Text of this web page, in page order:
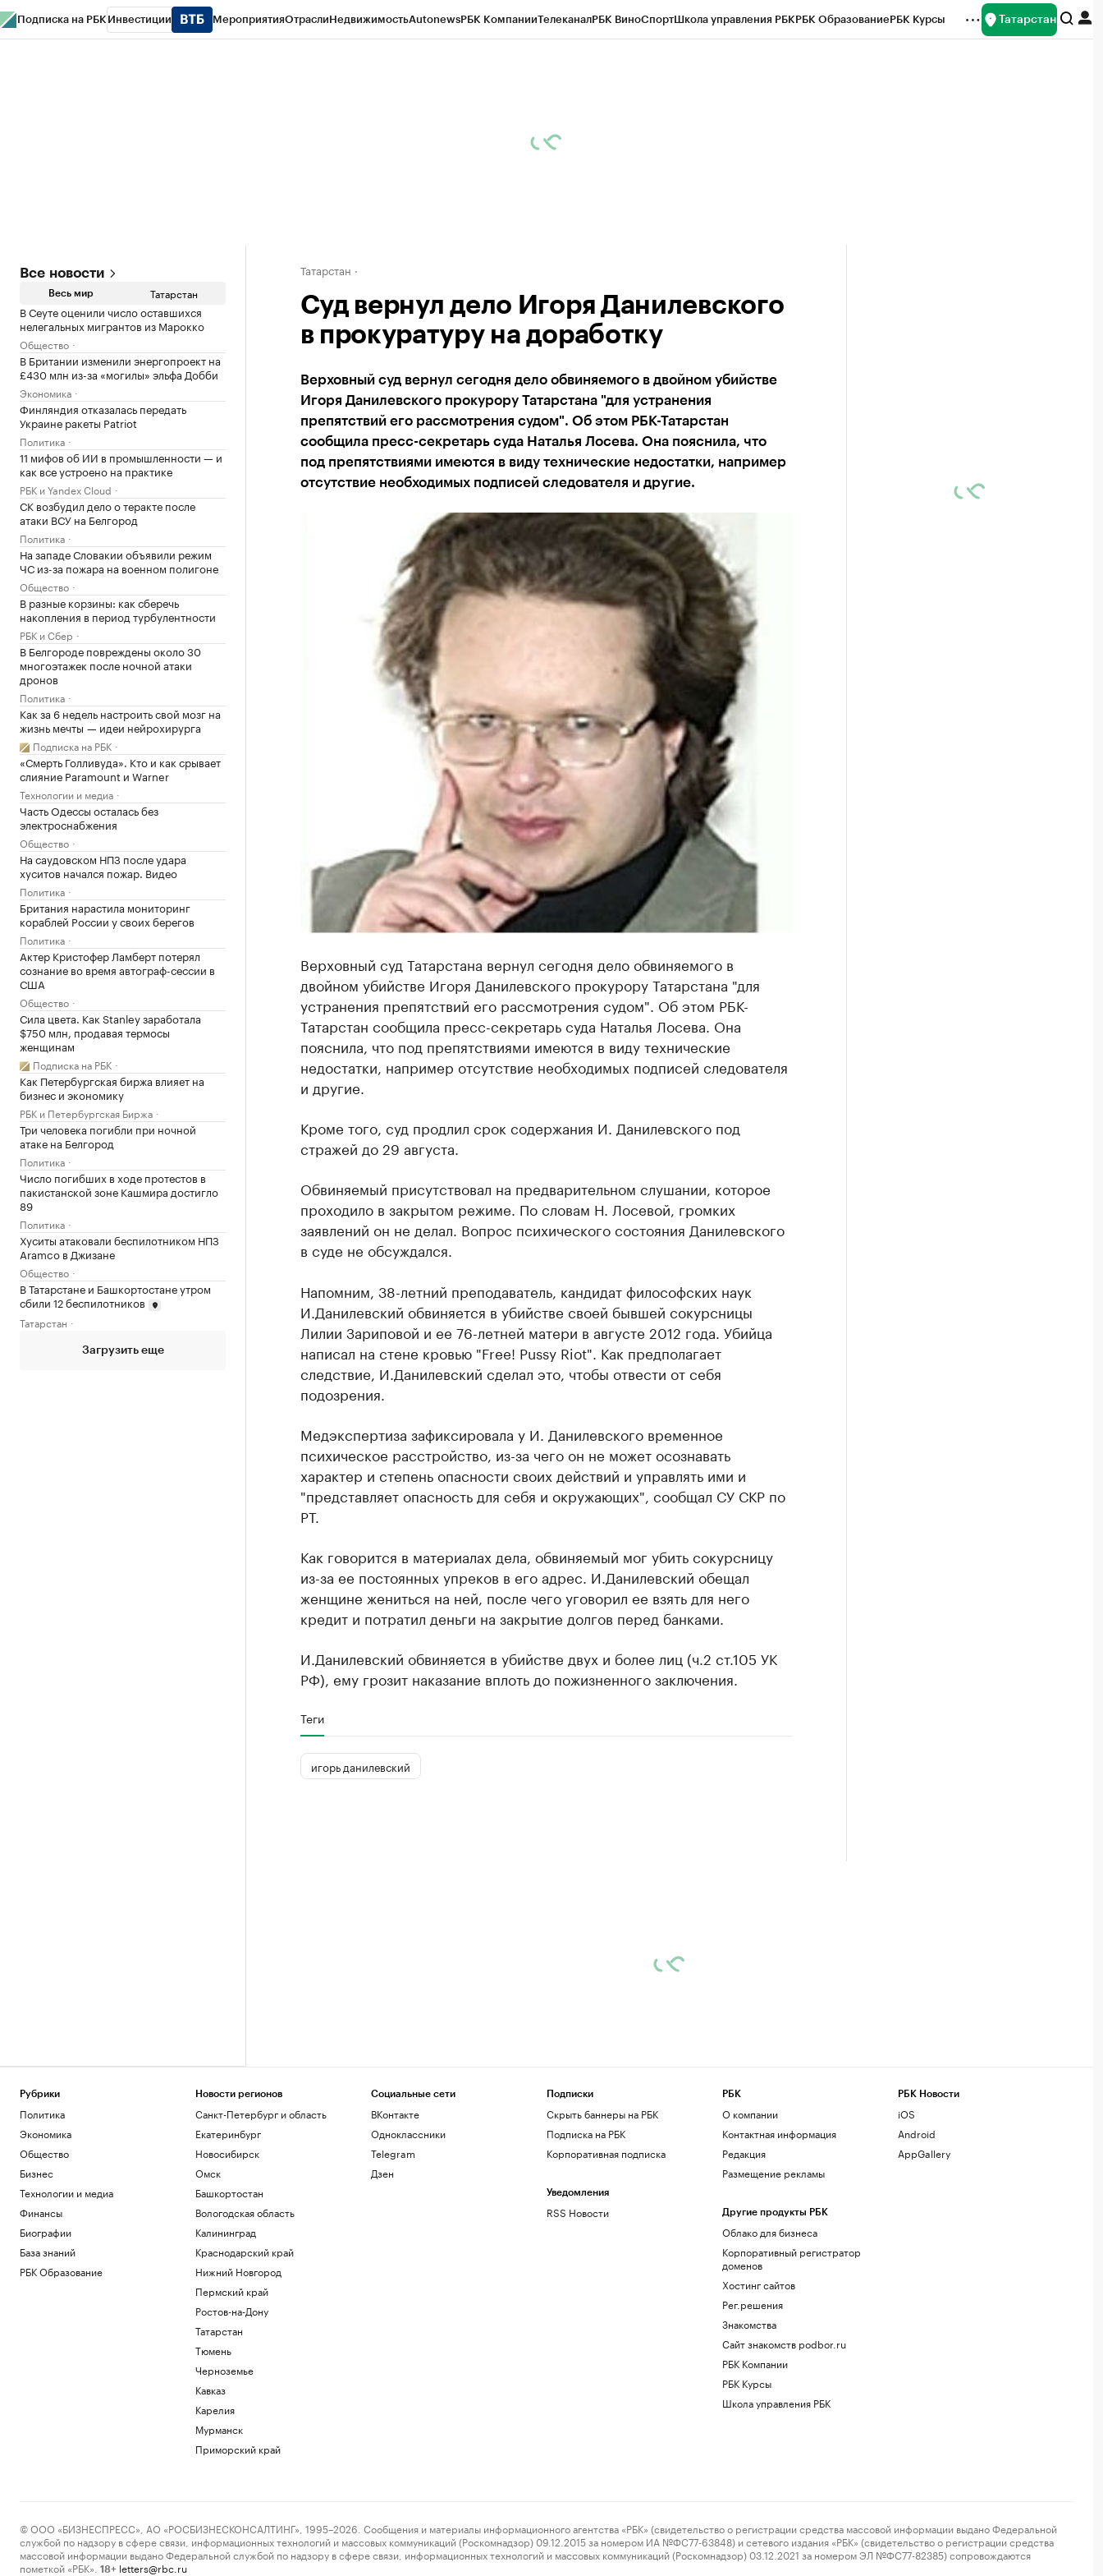
Подписка на РБК Инвестиции МероприятияОтраслиНедвижимостьAutonewsРБК КомпанииТелеканалРБК ВиноСпортШкола управления РБКРБК ОбразованиеРБК Курсы Татарстан
Все новости
Весь мир Татарстан
В Сеуте оценили число оставшихся
нелегальных мигрантов из Марокко
Общество
В Британии изменили энергопроект на
£430 млн из-за «могилы» эльфа Добби
Экономика
Финляндия отказалась передать
Украине ракеты Patriot
Политика
11 мифов об ИИ в промышленности — и
как все устроено на практике
РБК и Yandex Cloud
СК возбудил дело о теракте после
атаки ВСУ на Белгород
Политика
На западе Словакии объявили режим
ЧС из-за пожара на военном полигоне
Общество
В разные корзины: как сберечь
накопления в период турбулентности
РБК и Сбер
В Белгороде повреждены около 30
многоэтажек после ночной атаки
дронов
Политика
Как за 6 недель настроить свой мозг на
жизнь мечты — идеи нейрохирурга
Подписка на РБК
«Смерть Голливуда». Кто и как срывает
слияние Paramount и Warner
Технологии и медиа
Часть Одессы осталась без
электроснабжения
Общество
На саудовском НПЗ после удара
хуситов начался пожар. Видео
Политика
Британия нарастила мониторинг
кораблей России у своих берегов
Политика
Актер Кристофер Ламберт потерял
сознание во время автограф-сессии в
США
Общество
Сила цвета. Как Stanley заработала
$750 млн, продавая термосы
женщинам
Подписка на РБК
Как Петербургская биржа влияет на
бизнес и экономику
РБК и Петербургская Биржа
Три человека погибли при ночной
атаке на Белгород
Политика
Число погибших в ходе протестов в
пакистанской зоне Кашмира достигло
89
Политика
Хуситы атаковали беспилотником НПЗ
Aramco в Джизане
Общество
В Татарстане и Башкортостане утром
сбили 12 беспилотников
Татарстан
Загрузить еще
Татарстан
Суд вернул дело Игоря Данилевского
в прокуратуру на доработку
Верховный суд вернул сегодня дело обвиняемого в двойном убийстве
Игоря Данилевского прокурору Татарстана "для устранения
препятствий его рассмотрения судом". Об этом РБК-Татарстан
сообщила пресс-секретарь суда Наталья Лосева. Она пояснила, что
под препятствиями имеются в виду технические недостатки, например
отсутствие необходимых подписей следователя и другие.
Верховный суд Татарстана вернул сегодня дело обвиняемого в
двойном убийстве Игоря Данилевского прокурору Татарстана "для
устранения препятствий его рассмотрения судом". Об этом РБК-
Татарстан сообщила пресс-секретарь суда Наталья Лосева. Она
пояснила, что под препятствиями имеются в виду технические
недостатки, например отсутствие необходимых подписей следователя
и другие.
Кроме того, суд продлил срок содержания И. Данилевского под
стражей до 29 августа.
Обвиняемый присутствовал на предварительном слушании, которое
проходило в закрытом режиме. По словам Н. Лосевой, громких
заявлений он не делал. Вопрос психического состояния Данилевского
в суде не обсуждался.
Напомним, 38-летний преподаватель, кандидат философских наук
И.Данилевский обвиняется в убийстве своей бывшей сокурсницы
Лилии Зариповой и ее 76-летней матери в августе 2012 года. Убийца
написал на стене кровью "Free! Pussy Riot". Как предполагает
следствие, И.Данилевский сделал это, чтобы отвести от себя
подозрения.
Медэкспертиза зафиксировала у И. Данилевского временное
психическое расстройство, из-за чего он не может осознавать
характер и степень опасности своих действий и управлять ими и
"представляет опасность для себя и окружающих", сообщал СУ СКР по
РТ.
Как говорится в материалах дела, обвиняемый мог убить сокурсницу
из-за ее постоянных упреков в его адрес. И.Данилевский обещал
женщине жениться на ней, после чего уговорил ее взять для него
кредит и потратил деньги на закрытие долгов перед банками.
И.Данилевский обвиняется в убийстве двух и более лиц (ч.2 ст.105 УК
РФ), ему грозит наказание вплоть до пожизненного заключения.
Теги
игорь данилевский
Рубрики
Политика
Экономика
Общество
Бизнес
Технологии и медиа
Финансы
Биографии
База знаний
РБК Образование
Новости регионов
Санкт-Петербург и область
Екатеринбург
Новосибирск
Омск
Башкортостан
Вологодская область
Калининград
Краснодарский край
Нижний Новгород
Пермский край
Ростов-на-Дону
Татарстан
Тюмень
Черноземье
Кавказ
Карелия
Мурманск
Приморский край
Социальные сети
ВКонтакте
Одноклассники
Telegram
Дзен
Подписки
Скрыть баннеры на РБК
Подписка на РБК
Корпоративная подписка
Уведомления
RSS Новости
РБК
О компании
Контактная информация
Редакция
Размещение рекламы
Другие продукты РБК
Облако для бизнеса
Корпоративный регистратор
доменов
Хостинг сайтов
Рег.решения
Знакомства
Сайт знакомств podbor.ru
РБК Компании
РБК Курсы
Школа управления РБК
РБК Новости
iOS
Android
AppGallery
© ООО «БИЗНЕСПРЕСС», АО «РОСБИЗНЕСКОНСАЛТИНГ», 1995–2026. Сообщения и материалы информационного агентства «РБК» (свидетельство о регистрации средства массовой информации выдано Федеральной
службой по надзору в сфере связи, информационных технологий и массовых коммуникаций (Роскомнадзор) 09.12.2015 за номером ИА №ФС77-63848) и сетевого издания «РБК» (свидетельство о регистрации средства
массовой информации выдано Федеральной службой по надзору в сфере связи, информационных технологий и массовых коммуникаций (Роскомнадзор) 03.12.2021 за номером ЭЛ №ФС77-82385) сопровождаются
пометкой «РБК».
18+ letters@rbc.ru